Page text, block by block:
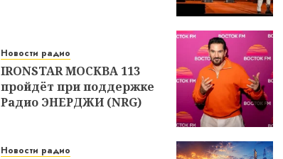
Новости радио
IRONSTAR МОСКВА 113
пройдёт при поддержке
Радио ЭНЕРДЖИ (NRG)
Новости радио